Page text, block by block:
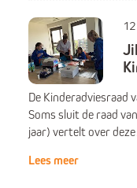
De Kinderadviesraad
Soms sluit de raad
jaar) vertelt over
Lees meer